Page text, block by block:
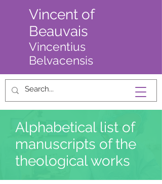
Vincent of
Beauvais
Vincentius
Belvacensis
Alphabetical list of
manuscripts of the
theological works